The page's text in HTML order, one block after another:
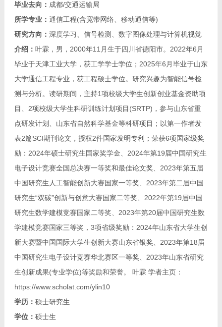
毕业去向： 成都/交通运输局
所学专业： 通信工程(含宽带网络、移动通信等)
研究方向： 深度学习、信号检测、数字图像处理与计算机视觉
介绍： 叶霖，男，2000年11月生于四川省德阳市。2022年6月
毕业于天津工业大学，获工学学士学位；2025年6月毕业于山东
大学通信工程专业，获工程硕士学位。研究兴趣为智能信号检
测与分析。读研期间，主持1项校级大学生创新创业基金资助项
目、2项校级大学生科研训练计划项目(SRTP)，参与山东省重
点研发计划、山东省自然科学基金等科研项目；以第一作者发
表2篇SCI期刊论文，授权2件国家发明专利；荣获6项国家级奖
励：2024年硕士研究生国家奖学金、2024年第19届中国研究生
电子设计竞赛全国总决赛一等奖和最佳论文奖、2023年第五届
中国研究生人工智能创新大赛国家一等奖、2023年第二届中国
研究生“双碳”创新与创意大赛国家二等奖、2022年第19届中国
研究生数学建模竞赛国家二等奖、2023年第20届中国研究生数
学建模竞赛国家三等奖，3项省级奖励：2024年山东省大学生创
新大赛暨中国国际大学生创新大赛山东省银奖、2023年第18届
中国研究生电子设计竞赛华北赛区一等奖、2023年山东省研究
生创新成果(专业学位)等奖励和荣誉。 叶霖 学者主页：
https://www.scholat.com/ylin10
学历： 硕士研究生
学位： 硕士生